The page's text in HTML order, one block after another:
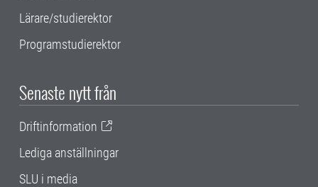
Lärare/studierektor
Programstudierektor
Senaste nytt från
Driftinformation
Lediga anställningar
SLU i media